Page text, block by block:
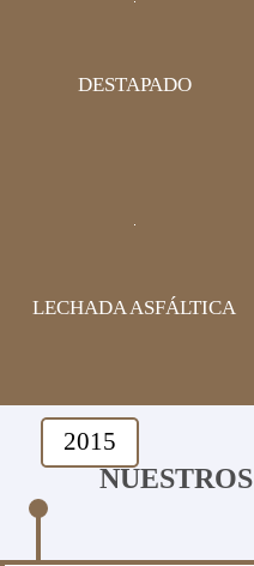
DESTAPADO
LECHADA ASFÁLTICA
NUESTROS
2015